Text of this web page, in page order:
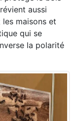
aussi
maisons et
qui se
la polarité